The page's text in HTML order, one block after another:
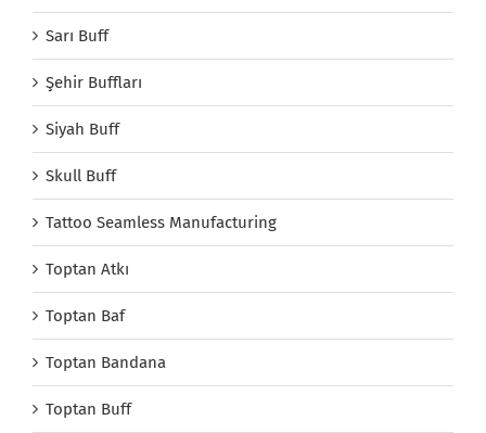
Sarı Buff
Şehir Buffları
Siyah Buff
Skull Buff
Tattoo Seamless Manufacturing
Toptan Atkı
Toptan Baf
Toptan Bandana
Toptan Buff